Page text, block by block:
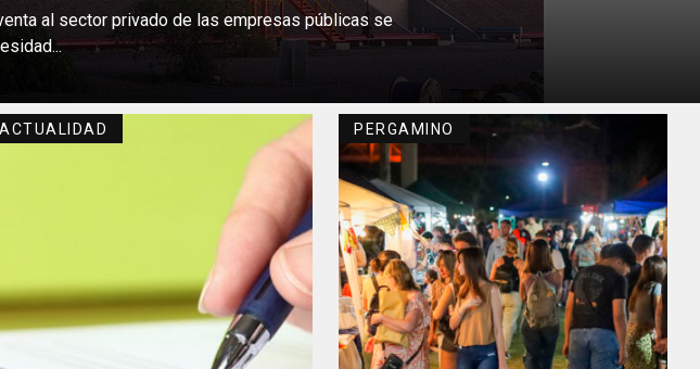
al sector privado de las empresas públicas se
ACTUALIDAD PERGAMINO